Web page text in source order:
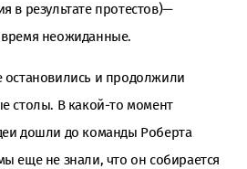
в результате протестов)—
неожиданные.
остановились и продолжили
столы. В какой-то момент
дошли до команды Роберта
еще не знали, что он собирается